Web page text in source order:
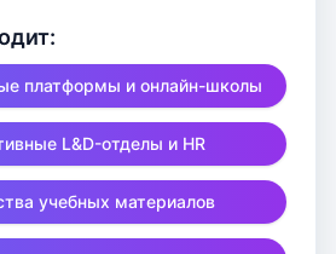
платформы и онлайн-школы
L&D-отделы и HR
учебных материалов